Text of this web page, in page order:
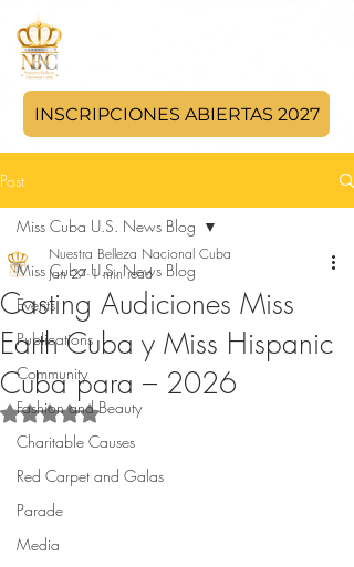
INSCRIPCIONES ABIERTAS 2027
Post
Miss Cuba U.S. News Blog
Events
Publications
Community
Fashion and Beauty
Charitable Causes
Red Carpet and Galas
Parade
Media
Miss Cuba U.S. News Blog
Casting Audiciones Miss
Earth Cuba y Miss Hispanic
Cuba para – 2026
Nuestra Belleza Nacional Cuba
Jan 27 1 min read
Rated NaN out of 5 stars.